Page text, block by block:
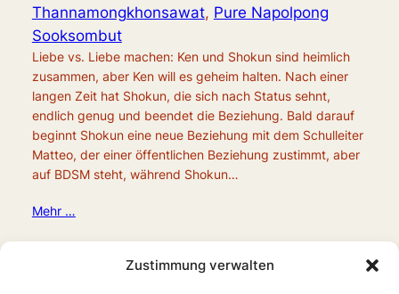
Zustimmung verwalten
Thannamongkhonsawat, Pure Napolpong
Sooksombut
Liebe vs. Liebe machen: Ken und Shokun sind heimlich
zusammen, aber Ken will es geheim halten. Nach einer
langen Zeit hat Shokun, die sich nach Status sehnt,
endlich genug und beendet die Beziehung. Bald darauf
beginnt Shokun eine neue Beziehung mit dem Schulleiter
Matteo, der einer öffentlichen Beziehung zustimmt, aber
auf BDSM steht, während Shokun…
Mehr …